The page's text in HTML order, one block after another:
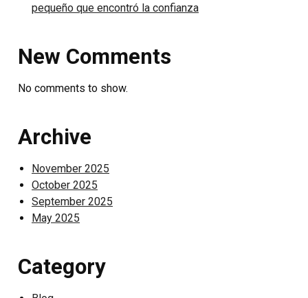
pequeño que encontró la confianza
New Comments
No comments to show.
Archive
November 2025
October 2025
September 2025
May 2025
Category